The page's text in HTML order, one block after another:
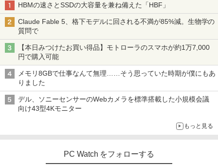
HBMの速さとSSDの大容量を兼ね備えた「HBF」
Claude Fable 5、格下モデルに回される不満が85%減。生物学の
質問で
【本日みつけたお買い得品】モトローラのスマホが約1万7,000
円で購入可能
メモリ8GBで仕事なんて無理……そう思っていた時期が僕にもあ
りました
デル、ソニーセンサーのWebカメラを標準搭載した小規模会議
向け43型4Kモニター
もっと見る
PC Watch をフォローする